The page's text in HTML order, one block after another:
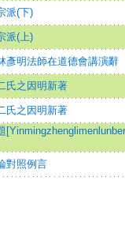
派(下)
派(上)
彥明法師在道德會講演辭
氏之因明新著
氏之因明新著
對照例言